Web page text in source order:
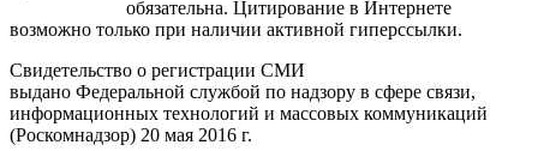
обязательна. Цитирование в Интернете
возможно только при наличии активной гиперссылки.
Свидетельство о регистрации СМИ
выдано Федеральной службой по надзору в сфере связи,
информационных технологий и массовых коммуникаций
(Роскомнадзор) 20 мая 2016 г.